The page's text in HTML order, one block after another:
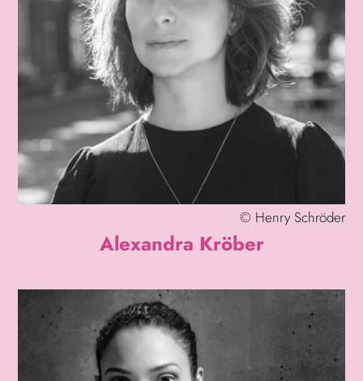
© Henry Schröder
Alexandra Kröber